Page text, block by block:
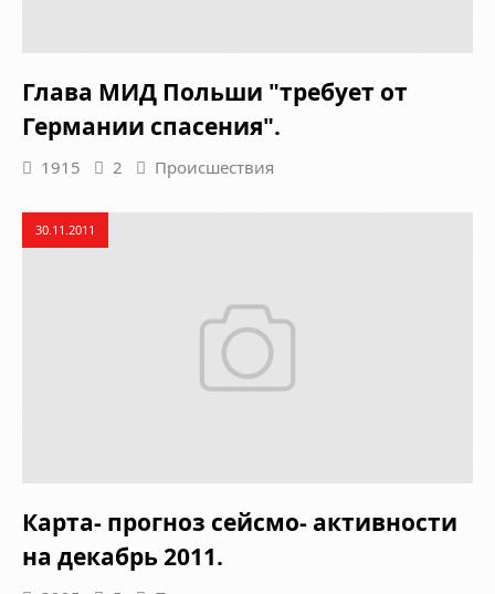
Глава МИД Польши "требует от
Германии спасения".
1915 2 Происшествия
30.11.2011
Карта- прогноз сейсмо- активности
на декабрь 2011.